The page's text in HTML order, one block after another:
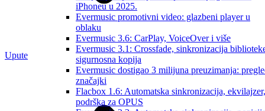
iPhoneu u 2025.
Evermusic promotivni video: glazbeni player u
oblaku
Evermusic 3.6: CarPlay, VoiceOver i više
Evermusic 3.1: Crossfade, sinkronizacija
sigurnosna kopija
Evermusic dostigao 3 milijuna preuzimanja:
značajki
Flacbox 1.6: Automatska sinkronizacija, ekvilajzer,
podrška za OPUS
Upute